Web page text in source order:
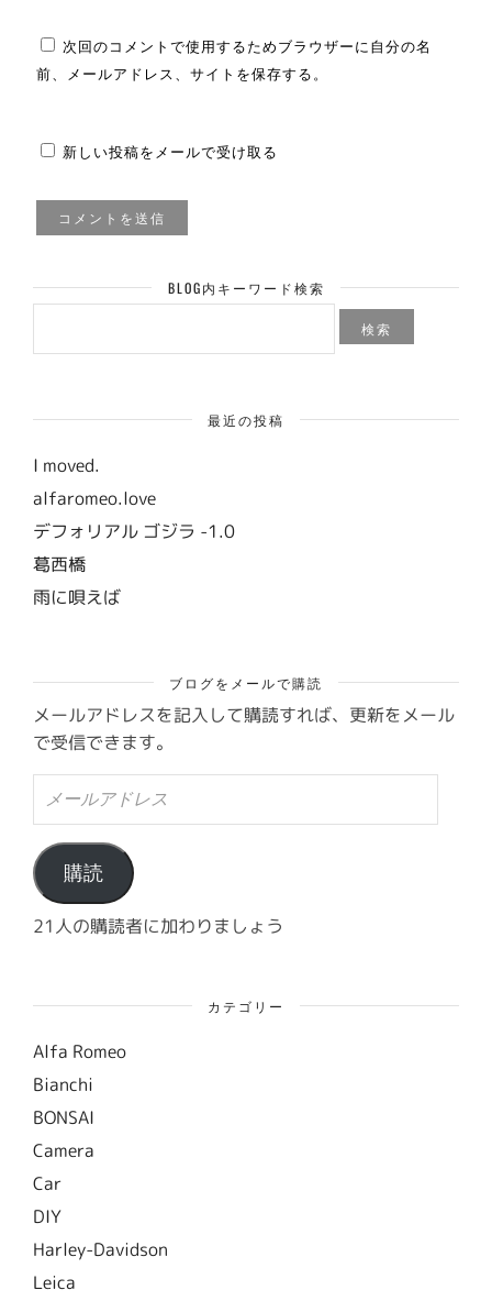
次回のコメントで使用するためブラウザーに自分の名
前、メールアドレス、サイトを保存する。
新しい投稿をメールで受け取る
BLOG内キーワード検索
検
最近の投稿
I moved.
alfaromeo.love
デフォリアル ゴジラ -1.0
葛西橋
雨に唄えば
ブログをメールで購読
メールアドレスを記入して購読すれば、更新をメール
で受信できます。
ル
ア
ド
レ
ス
購読
21人の購読者に加わりましょう
カテゴリー
Alfa Romeo
Bianchi
BONSAI
Camera
Car
DIY
Harley-Davidson
Leica